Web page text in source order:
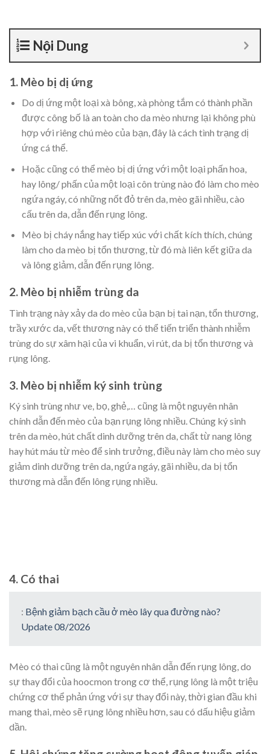
Nội Dung
1. Mèo bị dị ứng
Do dị ứng một loại xà bông, xà phòng tắm có thành phần
được công bố là an toàn cho da mèo nhưng lại không phù
hợp với riêng chú mèo của bạn, đây là cách tình trạng dị
ứng cá thể.
Hoặc cũng có thể mèo bị dị ứng với một loại phấn hoa,
hay lông/ phấn của một loại côn trùng nào đó làm cho mèo
ngứa ngáy, có những nốt đỏ trên da, mèo gãi nhiều, cào
cấu trên da, dẫn đến rụng lông.
Mèo bị cháy nắng hay tiếp xúc với chất kích thích, chúng
làm cho da mèo bị tổn thương, từ đó mà liên kết giữa da
và lông giảm, dẫn đến rụng lông.
2. Mèo bị nhiễm trùng da
Tình trạng này xảy da do mèo của bạn bị tai nạn, tổn thương,
trầy xước da, vết thương này có thể tiến triển thành nhiễm
trùng do sự xâm hại của vi khuẩn, vi rút, da bị tổn thương và
rụng lông.
3. Mèo bị nhiễm ký sinh trùng
Ký sinh trùng như ve, bọ, ghẻ,… cũng là một nguyên nhân
chính dẫn đến mèo của bạn rụng lông nhiều. Chúng ký sinh
trên da mèo, hút chất dinh dưỡng trên da, chất từ nang lông
hay hút máu từ mèo để sinh trưởng, điều này làm cho mèo suy
giảm dinh dưỡng trên da, ngứa ngáy, gãi nhiều, da bị tổn
thương mà dẫn đến lông rụng nhiều.
4. Có thai
: Bệnh giảm bạch cầu ở mèo lây qua đường nào?
Update 08/2026
Mèo có thai cũng là một nguyên nhân dẫn đến rụng lông, do
sự thay đổi của hoocmon trong cơ thể, rụng lông là một triệu
chứng cơ thể phản ứng với sự thay đổi này, thời gian đầu khi
mang thai, mèo sẽ rụng lông nhiều hơn, sau có dấu hiệu giảm
dần.